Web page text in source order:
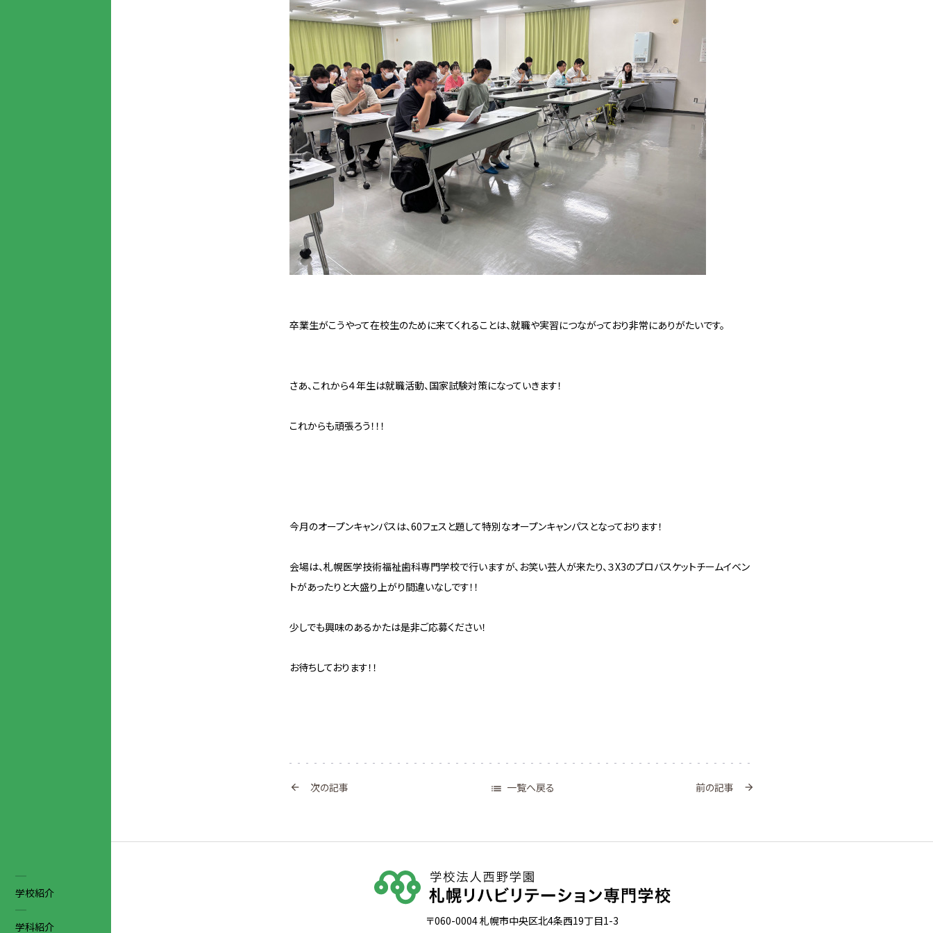
学校紹介
学科紹介
卒業生がこうやって在校生のために来てくれることは、就職や実習につながっており非常にありがたいです。
さあ、これから４年生は就職活動、国家試験対策になっていきます！
これからも頑張ろう！！！
今月のオープンキャンパスは、60フェスと題して特別なオープンキャンパスとなっております！
会場は、札幌医学技術福祉歯科専門学校で行いますが、お笑い芸人が来たり、３X3のプロバスケットチームイベン
トがあったりと大盛り上がり間違いなしです！！
少しでも興味のあるかたは是非ご応募ください！
お待ちしております！！
 次の記事  一覧へ戻る 前の記事 
〒060-0004 札幌市中央区北4条西19丁目1-3